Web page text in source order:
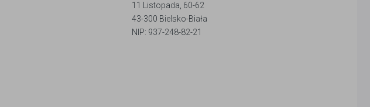
11 Listopada, 60-62
43-300 Bielsko-Biała
NIP: 937-248-82-21